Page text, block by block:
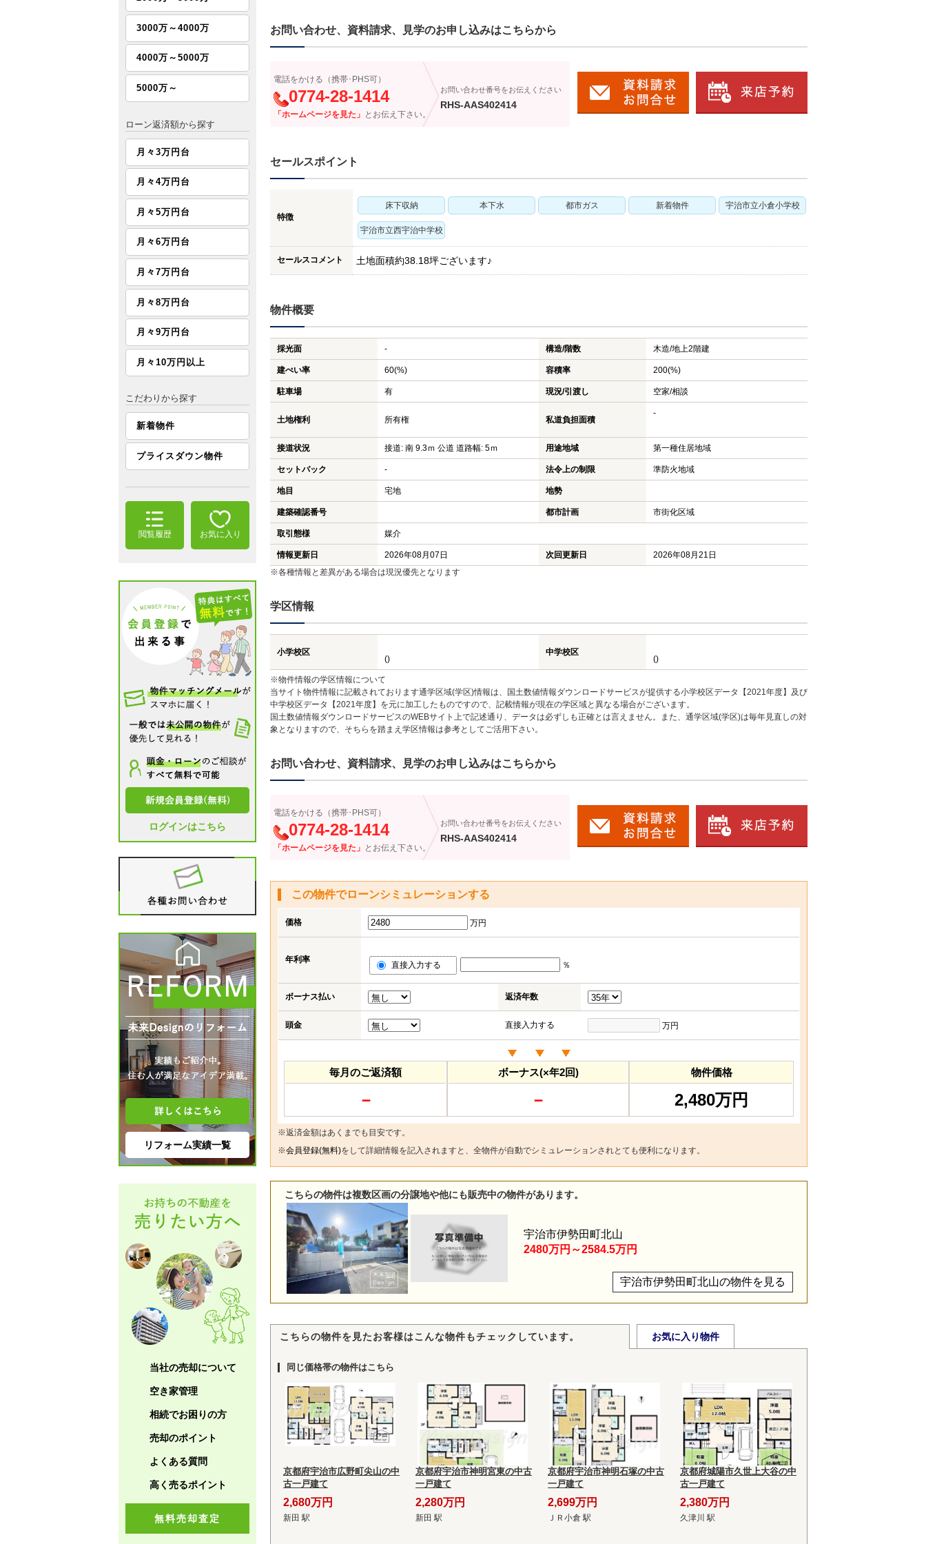
お問い合わせ、資料請求、見学のお申し込みはこちらから
電話をかける（携帯･PHS可）
0774-28-1414
「ホームページを見た」 とお伝え下さい。
お問い合わせ番号をお伝えください
RHS-AAS402414
セールスポイント
特徴
床下収納 本下水 都市ガス 新着物件 宇治市立小倉小学校
宇治市立西宇治中学校
セールスコメント 土地面積約38.18坪ございます♪
物件概要
採光面 - 構造/階数 木造/地上2階建
建ぺい率 60(%) 容積率 200(%)
駐車場 有 現況/引渡し 空家/相談
土地権利 所有権 私道負担面積
-
接道状況 接道: 南 9.3ｍ 公道 道路幅: 5ｍ 用途地域 第一種住居地域
セットバック - 法令上の制限 準防火地域
地目 宅地 地勢
建築確認番号 都市計画 市街化区域
取引態様 媒介
情報更新日 2026年08月07日 次回更新日
2026年08月21日
※各種情報と差異がある場合は現況優先となります
学区情報
小学校区
()
中学校区
()
※物件情報の学区情報について
当サイト物件情報に記載されております通学区域(学区)情報は、国土数値情報ダウンロードサービスが提供する小学校区データ【2021年度】及び
中学校区データ【2021年度】を元に加工したものですので、記載情報が現在の学区域と異なる場合がございます。
国土数値情報ダウンロードサービスのWEBサイト上で記述通り、データは必ずしも正確とは言えません。また、通学区域(学区)は毎年見直しの対
象となりますので、そちらを踏まえ学区情報は参考としてご活用下さい。
お問い合わせ、資料請求、見学のお申し込みはこちらから
電話をかける（携帯･PHS可）
0774-28-1414
「ホームページを見た」 とお伝え下さい。
お問い合わせ番号をお伝えください
RHS-AAS402414
この物件でローンシミュレーションする
価格 万円
年利率
直接入力する ％
ボーナス払い 返済年数
頭金 直接入力する 万円
毎月のご返済額
－
ボーナス(×年2回)
－
物件価格
2,480万円
※返済金額はあくまでも目安です。
※会員登録(無料)をして詳細情報を記入されますと、全物件が自動でシミュレーションされとても便利になります。
こちらの物件は複数区画の分譲地や他にも販売中の物件があります。
宇治市伊勢田町北山の物件を見る
宇治市伊勢田町北山
2480万円～2584.5万円
こちらの物件を見たお客様はこんな物件もチェックしています。 お気に入り物件
同じ価格帯の物件はこちら
京都府宇治市広野町尖山の中
古一戸建て
2,680万円
新田 駅
京都府宇治市神明宮東の中古
一戸建て
2,280万円
新田 駅
京都府宇治市神明石塚の中古
一戸建て
2,699万円
ＪＲ小倉 駅
京都府城陽市久世上大谷の中
古一戸建て
2,380万円
久津川 駅
3000万～4000万
4000万～5000万
5000万～
ローン返済額から探す
月々3万円台
月々4万円台
月々5万円台
月々6万円台
月々7万円台
月々8万円台
月々9万円台
月々10万円以上
こだわりから探す
新着物件
プライスダウン物件
閲覧履歴 お気に入り
ログインはこちら
リフォーム実績一覧
当社の売却について
空き家管理
相続でお困りの方
売却のポイント
よくある質問
高く売るポイント
無料売却査定